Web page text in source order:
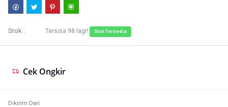
Stok : Tersisa 98 lagi! Stok Tersedia
Cek Ongkir
Dikirim Dari